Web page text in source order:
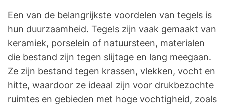
Een van de belangrijkste voordelen van tegels is
hun duurzaamheid. Tegels zijn vaak gemaakt van
keramiek, porselein of natuursteen, materialen
die bestand zijn tegen slijtage en lang meegaan.
Ze zijn bestand tegen krassen, vlekken, vocht en
hitte, waardoor ze ideaal zijn voor drukbezochte
ruimtes en gebieden met hoge vochtigheid, zoals